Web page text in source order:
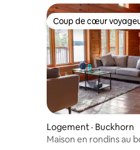
Coup de cœur
Coup de cœur
Logement · Buckhorn
Maison en rondins au